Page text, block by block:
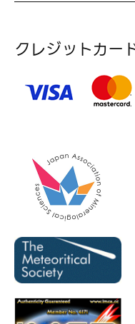
クレジットカー